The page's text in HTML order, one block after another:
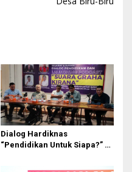
Dialog Hardiknas
“Pendidikan Untuk Siapa?” di